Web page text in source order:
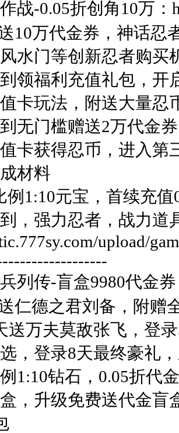
战-0.05折创角10万：
10万代金券，神话忍
水门等创新忍者购买
领福利充值礼包，开
卡玩法，附送大量忍
无门槛赠送2万代金
卡获得忍币，进入第
材料
1:10元宝，首续充值
，强力忍者，战力道
upload/
列传-盲盒9980代金券
仁德之君刘备，附赠
万夫莫敌张飞，登
，登录8天最终豪礼
1:10钻石，0.05折代
，升级免费送代金盲